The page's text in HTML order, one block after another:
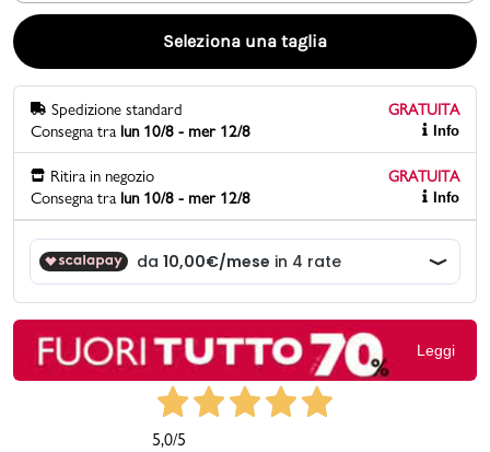
Promo & News
contatti
Gift card
Seleziona una taglia
Spedizione standard
GRATUITA
Consegna tra lun 10/8 - mer 12/8 Info
Ritira in negozio
GRATUITA
Consegna tra lun 10/8 - mer 12/8 Info
Leggi
5,0/5